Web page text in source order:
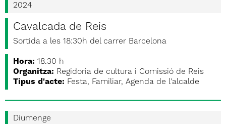
2024
Cavalcada de Reis
Sortida a les 18:30h del carrer Barcelona
Hora: 18.30 h
Organitza: Regidoria de cultura i Comissió de Reis
Tipus d'acte: Festa, Familiar, Agenda de l'alcalde
Diumenge